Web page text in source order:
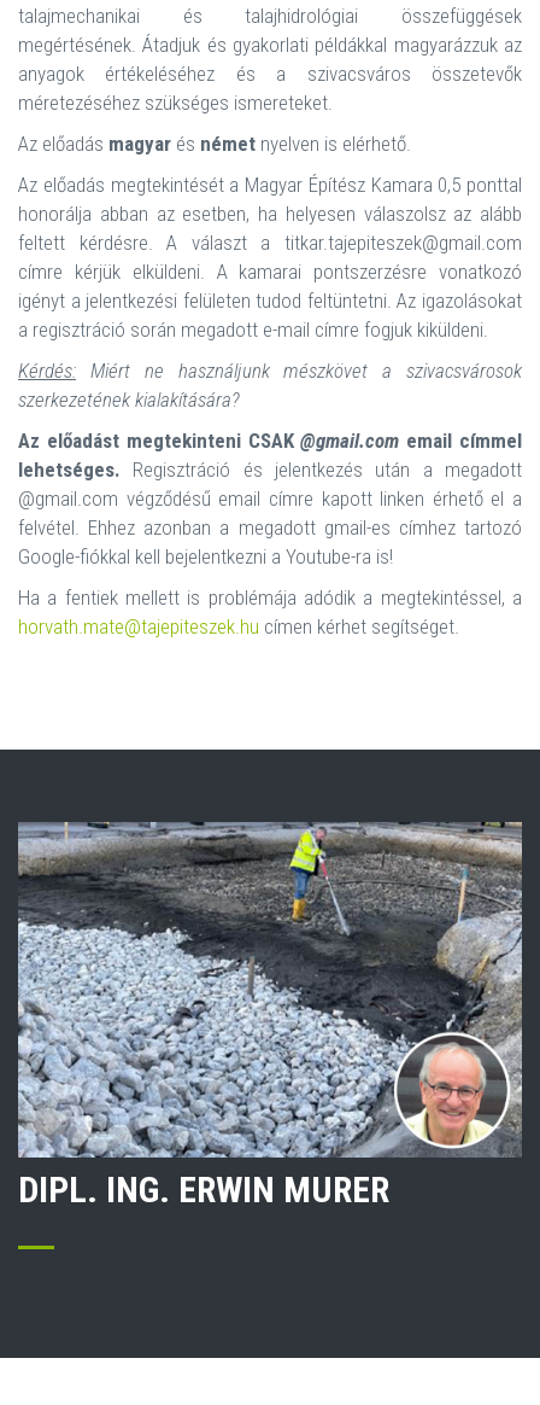
talajmechanikai és talajhidrológiai összefüggések
megértésének. Átadjuk és gyakorlati példákkal magyarázzuk az
anyagok értékeléséhez és a szivacsváros összetevők
méretezéséhez szükséges ismereteket.
Az előadás magyar és német nyelven is elérhető.
Az előadás megtekintését a Magyar Építész Kamara 0,5 ponttal
honorálja abban az esetben, ha helyesen válaszolsz az alább
feltett kérdésre. A választ a titkar.tajepiteszek@gmail.com
címre kérjük elküldeni. A kamarai pontszerzésre vonatkozó
igényt a jelentkezési felületen tudod feltüntetni. Az igazolásokat
a regisztráció során megadott e-mail címre fogjuk kiküldeni.
Kérdés: Miért ne használjunk mészkövet a szivacsvárosok
szerkezetének kialakítására?
Az előadást megtekinteni CSAK@gmail.com email címmel
lehetséges. Regisztráció és jelentkezés után a megadott
@gmail.com végződésű email címre kapott linken érhető el a
felvétel. Ehhez azonban a megadott gmail-es címhez tartozó
Google-fiókkal kell bejelentkezni a Youtube-ra is!
Ha a fentiek mellett is problémája adódik a megtekintéssel, a
horvath.mate@tajepiteszek.hu címen kérhet segítséget.
DIPL. ING. ERWIN MURER